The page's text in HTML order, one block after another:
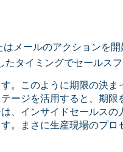
メールのアクションを開
タイミングでセールス
。このように期限の決
ージを活用すると、期
、インサイドセールス
。まさに生産現場のプ